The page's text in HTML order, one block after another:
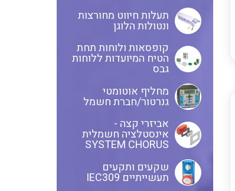
כבלים מיוחדים
מנתקים
מדי זרם
תעלות חיווט מחורצות
ונטולות הלוגן
קופסאות ולוחות תחת
הטיח המיועדות ללוחות
גבס
מחליף אוטומטי
גנרטור/חברת חשמל
אביזרי קצה -
אינסטלציה חשמלית
SYSTEM CHORUS
שקעים ותקעים
תעשייתיים IEC309